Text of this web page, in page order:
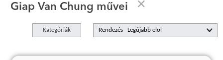
Giap Van Chung művei
Kategóriák Rendezés